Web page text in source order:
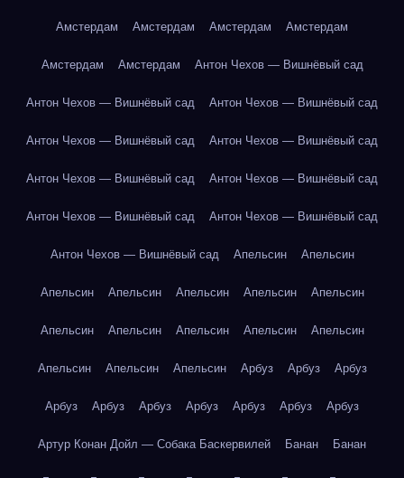
Амстердам Амстердам Амстердам Амстердам
Амстердам Амстердам Антон Чехов — Вишнёвый сад
Антон Чехов — Вишнёвый сад Антон Чехов — Вишнёвый сад
Антон Чехов — Вишнёвый сад Антон Чехов — Вишнёвый сад
Антон Чехов — Вишнёвый сад Антон Чехов — Вишнёвый сад
Антон Чехов — Вишнёвый сад Антон Чехов — Вишнёвый сад
Антон Чехов — Вишнёвый сад Апельсин Апельсин
Апельсин Апельсин Апельсин Апельсин Апельсин
Апельсин Апельсин Апельсин Апельсин Апельсин
Апельсин Апельсин Апельсин Арбуз Арбуз Арбуз
Арбуз Арбуз Арбуз Арбуз Арбуз Арбуз Арбуз
Артур Конан Дойл — Собака Баскервилей Банан Банан